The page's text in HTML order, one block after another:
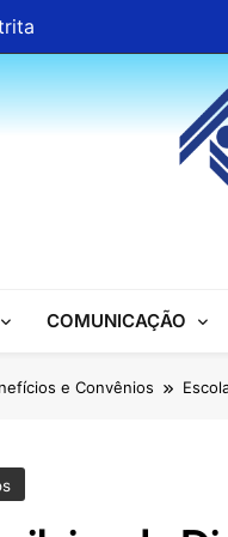
COMUNICAÇÃO
e Convênios